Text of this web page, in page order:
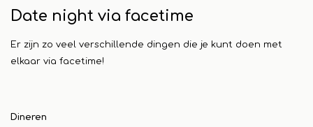
Date night via facetime
Er zijn zo veel verschillende dingen die je kunt doen met
elkaar via facetime!
Dineren